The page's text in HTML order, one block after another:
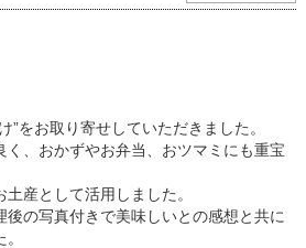
”をお取り寄せしていただきました。
く、おかずやお弁当、おツマミにも重宝
産として活用しました。
後の写真付きで美味しいとの感想と共に